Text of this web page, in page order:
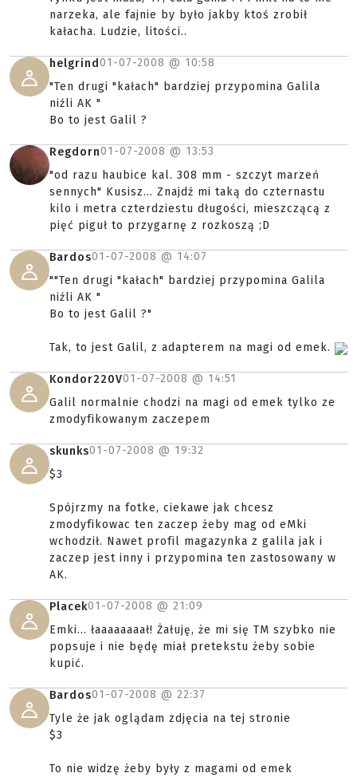
narzeka, ale fajnie by było jakby ktoś zrobił
kałacha. Ludzie, litości..
helgrind01-07-2008 @ 10:58
"Ten drugi "kałach" bardziej przypomina Galila
niźli AK "
Bo to jest Galil ?
Regdorn01-07-2008 @ 13:53
"od razu haubice kal. 308 mm - szczyt marzeń
sennych" Kusisz... Znajdź mi taką do czternastu
kilo i metra czterdziestu długości, mieszczącą z
pięć piguł to przygarnę z rozkoszą ;D
Bardos01-07-2008 @ 14:07
""Ten drugi "kałach" bardziej przypomina Galila
niźli AK "
Bo to jest Galil ?"
Tak, to jest Galil, z adapterem na magi od emek.
Kondor220V01-07-2008 @ 14:51
Galil normalnie chodzi na magi od emek tylko ze
zmodyfikowanym zaczepem
skunks01-07-2008 @ 19:32
$3
Spójrzmy na fotke, ciekawe jak chcesz
zmodyfikowac ten zaczep żeby mag od eMki
wchodził. Nawet profil magazynka z galila jak i
zaczep jest inny i przypomina ten zastosowany w
AK.
Placek01-07-2008 @ 21:09
Emki... łaaaaaaaał! Żałuję, że mi się TM szybko nie
popsuje i nie będę miał pretekstu żeby sobie
kupić.
Bardos01-07-2008 @ 22:37
Tyle że jak oglądam zdjęcia na tej stronie
$3
To nie widzę żeby były z magami od emek